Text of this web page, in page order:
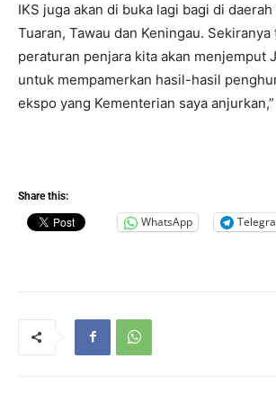
IKS juga akan di buka lagi bagi di
Tuaran, Tawau dan Keningau.
peraturan penjara kita akan menjemput
untuk mempamerkan hasil-hasil
ekspo yang Kementerian saya
Share this:
WhatsApp